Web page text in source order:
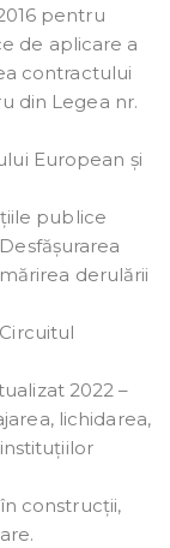
pentru
de aplicare a
contractului
din Legea nr.
European și
publice
derulării
2022 –
lichidarea,
construcții,